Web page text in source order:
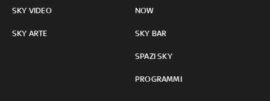
SKY VIDEO
SKY ARTE
NOW
SKY BAR
SPAZI SKY
PROGRAMMI